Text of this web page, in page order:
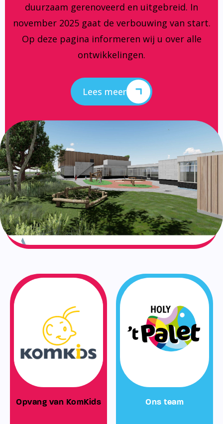
duurzaam gerenoveerd en uitgebreid. In
november 2025 gaat de verbouwing van start.
Op deze pagina informeren wij u over alle
ontwikkelingen.
Lees meer
Opvang van KomKids Ons team